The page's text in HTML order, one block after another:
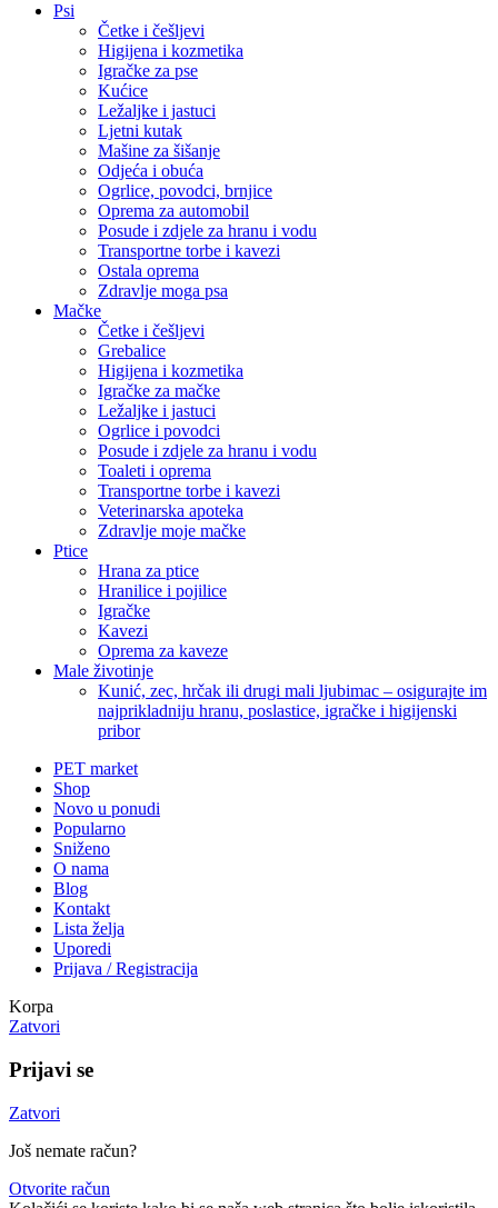
Psi
Četke i češljevi
Higijena i kozmetika
Igračke za pse
Kućice
Ležaljke i jastuci
Ljetni kutak
Mašine za šišanje
Odjeća i obuća
Ogrlice, povodci, brnjice
Oprema za automobil
Posude i zdjele za hranu i vodu
Transportne torbe i kavezi
Ostala oprema
Zdravlje moga psa
Mačke
Četke i češljevi
Grebalice
Higijena i kozmetika
Igračke za mačke
Ležaljke i jastuci
Ogrlice i povodci
Posude i zdjele za hranu i vodu
Toaleti i oprema
Transportne torbe i kavezi
Veterinarska apoteka
Zdravlje moje mačke
Ptice
Hrana za ptice
Hranilice i pojilice
Igračke
Kavezi
Oprema za kaveze
Male životinje
Kunić, zec, hrčak ili drugi mali ljubimac – osigurajte im
najprikladniju hranu, poslastice, igračke i higijenski
pribor
PET market
Shop
Novo u ponudi
Popularno
Sniženo
O nama
Blog
Kontakt
Lista želja
Uporedi
Prijava / Registracija
Korpa
Zatvori
Prijavi se
Zatvori
Još nemate račun?
Otvorite račun